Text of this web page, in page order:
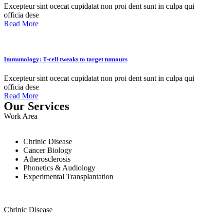
Excepteur sint ocecat cupidatat non proi dent sunt in culpa qui
officia dese
Read More
Immunology: T-cell tweaks to target tumours
Excepteur sint ocecat cupidatat non proi dent sunt in culpa qui
officia dese
Read More
Our Services
Work Area
Chrinic Disease
Cancer Biology
Atherosclerosis
Phonetics & Audiology
Experimental Transplantation
Chrinic Disease